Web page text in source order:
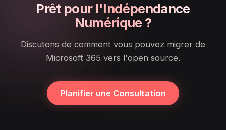
Prêt pour l'Indépendance
Numérique ?
Discutons de comment vous pouvez migrer de
Microsoft 365 vers l'open source.
Planifier une Consultation